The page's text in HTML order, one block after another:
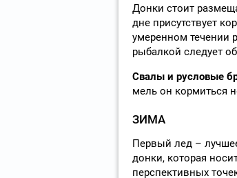
Донки стоит
дне присутствует
умеренном течении
рыбалкой следует
Свалы и русловые
мель он кормиться
ЗИМА
Первый лед –
донки, которая
перспективных